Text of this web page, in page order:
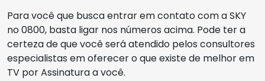
Para você que busca entrar em contato com a SKY
no 0800, basta ligar nos números acima. Pode ter a
certeza de que você será atendido pelos consultores
especialistas em oferecer o que existe de melhor em
TV por Assinatura a você.